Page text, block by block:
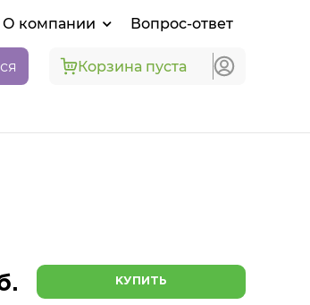
О компании Вопрос-ответ
Корзина пуста
КУПИТЬ